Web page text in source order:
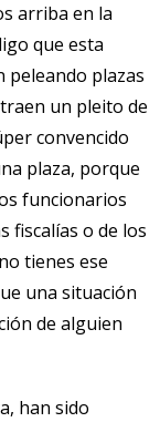
arriba en la
que esta
peleando plazas
un pleito de
convencido
plaza, porque
funcionarios
fiscalías o de los
tienes ese
una situación
de alguien
han sido